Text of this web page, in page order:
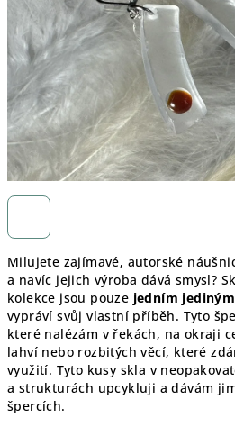
Milujete zajímavé, autorské
a navíc jejich výroba dává smysl?
kolekce jsou pouze jedním
vypráví svůj vlastní příběh. Tyto
které nalézám v řekách, na okraji
lahví nebo rozbitých věcí, které
využití. Tyto kusy skla v
a strukturách upcykluji a dávám
špercích.